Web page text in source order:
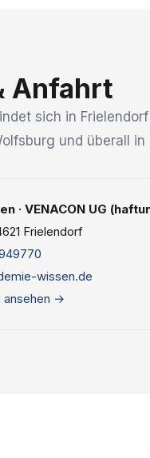
Anfahrt
sich in
und überall in
· VENACON UG
Frielendorf
wissen.de
ansehen →